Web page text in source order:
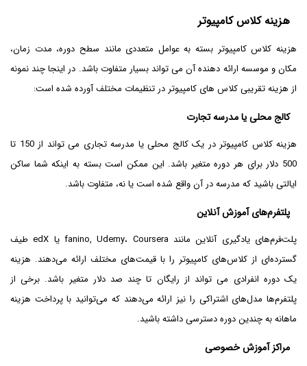
هزینه کلاس کامپیوتر
هزینه کلاس کامپیوتر بسته به عوامل متعددی مانند سطح دوره، مدت زمان،
مکان و موسسه ارائه دهنده آن می تواند بسیار متفاوت باشد. در اینجا چند نمونه
از هزینه تقریبی کلاس های کامپیوتر در تنظیمات مختلف آورده شده است:
کالج محلی یا مدرسه تجارت
هزینه کلاس کامپیوتر در یک کالج محلی یا مدرسه تجاری می تواند از 150 تا
500 دلار برای هر دوره متغیر باشد. این ممکن است بسته به اینکه شما ساکن
ایالتی باشید که مدرسه در آن واقع شده است یا نه، متفاوت باشد.
پلتفرم‌های آموزش آنلاین
پلت‌فرم‌های یادگیری آنلاین مانند fanino, Udemy، Coursera یا edX طیف
گسترده‌ای از کلاس‌های کامپیوتر را با قیمت‌های مختلف ارائه می‌دهند. هزینه
یک دوره انفرادی می تواند از رایگان تا چند صد دلار متغیر باشد. برخی از
پلتفرم‌ها مدل‌های اشتراکی را نیز ارائه می‌دهند که می‌توانید با پرداخت هزینه
ماهانه به چندین دوره دسترسی داشته باشید.
مراکز آموزش خصوصی